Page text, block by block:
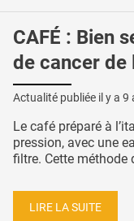
CAFÉ : Bien
de cancer de
Actualité publiée il y a 9
Le café préparé à
pression, avec une
filtre. Cette méthode
LIRE LA SUITE